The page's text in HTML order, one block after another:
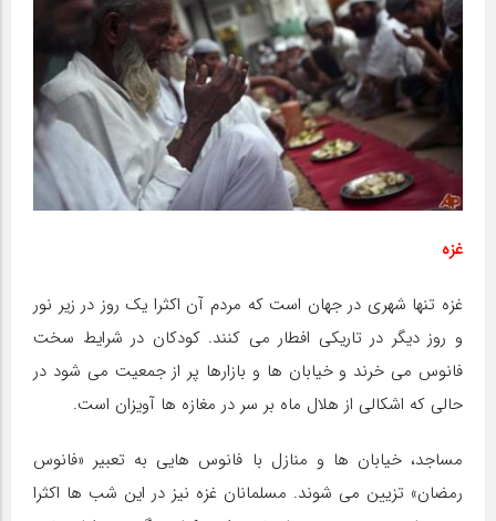
غزه
غزه تنها شهری در جهان است که مردم آن اکثرا یک روز در زیر نور
و روز دیگر در تاریکی افطار می کنند. کودکان در شرایط سخت
فانوس می خرند و خیابان ها و بازارها پر از جمعیت می شود در
حالی که اشکالی از هلال ماه بر سر در مغازه ها آویزان است.
مساجد، خیابان ها و منازل با فانوس هایی به تعبیر «فانوس
رمضان» تزیین می شوند. مسلمانان غزه نیز در این شب ها اکثرا